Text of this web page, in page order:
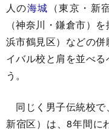
人の海城 （東京・
（神奈川・鎌倉市）
浜市鶴見区）などの
イバル校と肩を並べ
う。
同じく男子伝統校で
新宿区）は、8年間に